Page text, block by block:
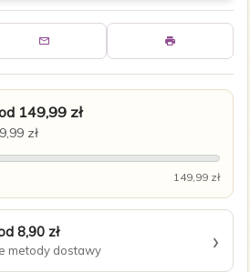
149,99 zł
zł
149,99 zł
8,90 zł
metody dostawy ›